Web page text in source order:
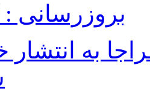
بروزرسانی : 37 روز پیش
به انتشار